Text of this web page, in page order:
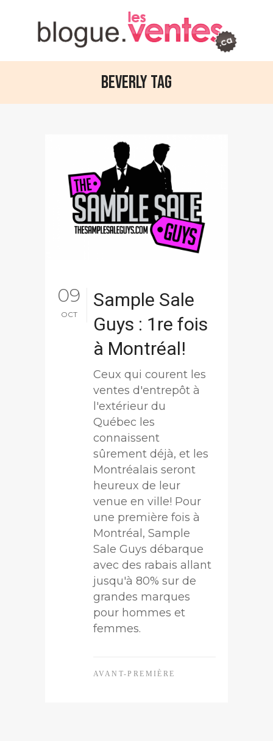
Beverly Tag
09
OCT
Sample Sale
Guys : 1re fois
à Montréal!
Ceux qui courent les
ventes d'entrepôt à
l'extérieur du
Québec les
connaissent
sûrement déjà, et les
Montréalais seront
heureux de leur
venue en ville! Pour
une première fois à
Montréal, Sample
Sale Guys débarque
avec des rabais allant
jusqu'à 80% sur de
grandes marques
pour hommes et
femmes.
AVANT-PREMIÈRE